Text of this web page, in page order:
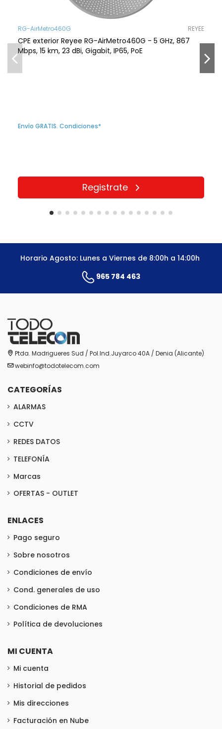
RG-AirMetro460G REYEE
CPE exterior Reyee RG-AirMetro460G - 5 GHz, 867
Mbps, 15 km, 23 dBi, Gigabit, IP65, PoE
Envío GRATIS. Condiciones*
Registrate
Horario Agosto: Lunes a Viernes de 8:00h a 14:00h
965 784 463
Ptda. Madrigueres Sud / Pol.Ind.Juyarco 40A / Denia (Alicante)
webinfo@todotelecom.com
CATEGORÍAS
ALARMAS
CCTV
REDES DATOS
TELEFONÍA
Marcas
OFERTAS - OUTLET
ENLACES
Pago seguro
Sobre nosotros
Condiciones de envío
Cond. generales de uso
Condiciones de RMA
Política de devoluciones
MI CUENTA
Mi cuenta
Historial de pedidos
Mis direcciones
Facturación en Nube